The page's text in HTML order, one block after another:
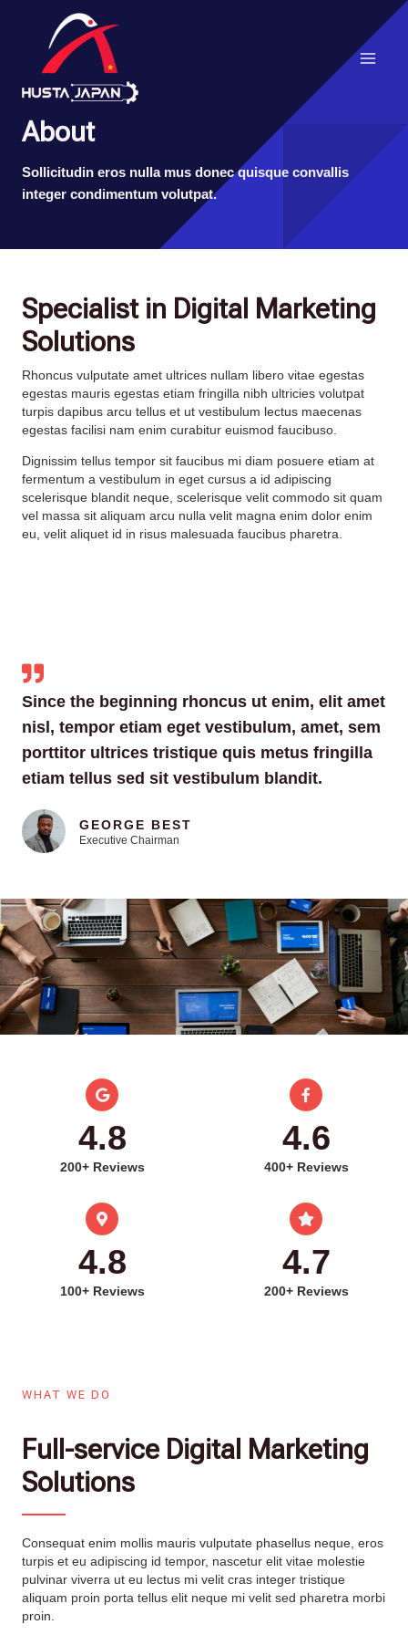
About
Sollicitudin eros nulla mus donec quisque convallis
integer condimentum volutpat.
Specialist in Digital Marketing
Solutions
Rhoncus vulputate amet ultrices nullam libero vitae egestas
egestas mauris egestas etiam fringilla nibh ultricies volutpat
turpis dapibus arcu tellus et ut vestibulum lectus maecenas
egestas facilisi nam enim curabitur euismod faucibuso.
Dignissim tellus tempor sit faucibus mi diam posuere etiam at
fermentum a vestibulum in eget cursus a id adipiscing
scelerisque blandit neque, scelerisque velit commodo sit quam
vel massa sit aliquam arcu nulla velit magna enim dolor enim
eu, velit aliquet id in risus malesuada faucibus pharetra.
Since the beginning rhoncus ut enim, elit amet
nisl, tempor etiam eget vestibulum, amet, sem
porttitor ultrices tristique quis metus fringilla
etiam tellus sed sit vestibulum blandit.
GEORGE BEST
Executive Chairman
4.8
200+ Reviews
4.6
400+ Reviews
4.8
100+ Reviews
4.7
200+ Reviews
WHAT WE DO
Full-service Digital Marketing
Solutions
Consequat enim mollis mauris vulputate phasellus neque, eros
turpis et eu adipiscing id tempor, nascetur elit vitae molestie
pulvinar viverra ut eu lectus mi velit cras integer tristique
aliquam proin porta tellus elit neque mi velit sed pharetra morbi
proin.